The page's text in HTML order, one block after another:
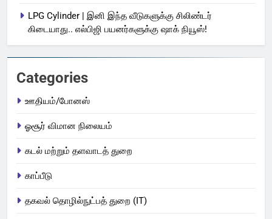
LPG Cylinder | இனி இந்த வீடுகளுக்கு சிலிண்டர்
கிடையாது.. எல்பிஜி பயனர்களுக்கு ஷாக் நியூஸ்!
Categories
ஊதியம்/போனஸ்
ஓசூர் விமான நிலையம்
கடல் மற்றும் தளவாடத் துறை
காப்பீடு
தகவல் தொழில்நுட்பத் துறை (IT)